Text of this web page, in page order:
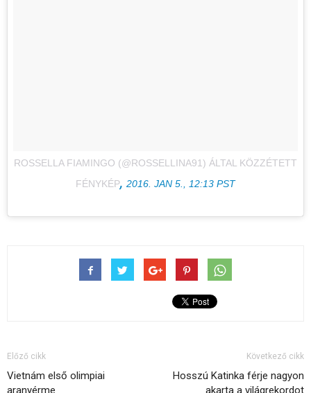
ROSSELLA FIAMINGO (@ROSSELLINA91) ÁLTAL KÖZZÉTETT
FÉNYKÉP, 2016. JAN 5., 12:13 PST
Előző cikk
Vietnám első olimpiai
Következő cikk
Hosszú Katinka férje nagyon